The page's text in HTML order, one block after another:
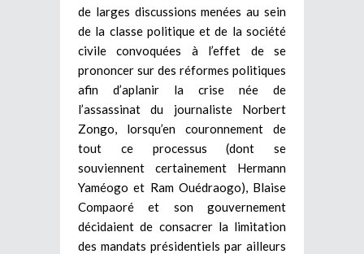
de larges discussions menées au sein
de la classe politique et de la société
civile convoquées à l’effet de se
prononcer sur des réformes politiques
afin d’aplanir la crise née de
l’assassinat du journaliste Norbert
Zongo, lorsqu’en couronnement de
tout ce processus (dont se
souviennent certainement Hermann
Yaméogo et Ram Ouédraogo), Blaise
Compaoré et son gouvernement
décidaient de consacrer la limitation
des mandats présidentiels par ailleurs